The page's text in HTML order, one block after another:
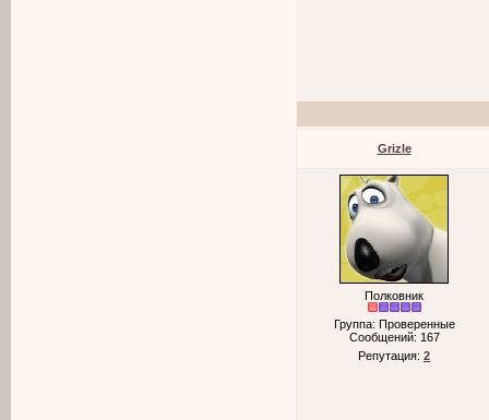
Grizle
Полковник
Группа: Проверенные
Сообщений: 167
Репутация: 2